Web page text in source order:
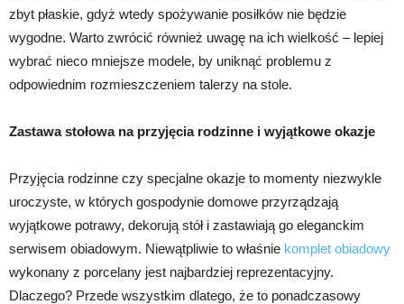
zbyt płaskie, gdyż wtedy spożywanie posiłków nie będzie
wygodne. Warto zwrócić również uwagę na ich wielkość – lepiej
wybrać nieco mniejsze modele, by uniknąć problemu z
odpowiednim rozmieszczeniem talerzy na stole.
Zastawa stołowa na przyjęcia rodzinne i wyjątkowe okazje
Przyjęcia rodzinne czy specjalne okazje to momenty niezwykle
uroczyste, w których gospodynie domowe przyrządzają
wyjątkowe potrawy, dekorują stół i zastawiają go eleganckim
serwisem obiadowym. Niewątpliwie to właśnie komplet obiadowy
wykonany z porcelany jest najbardziej reprezentacyjny.
Dlaczego? Przede wszystkim dlatego, że to ponadczasowy